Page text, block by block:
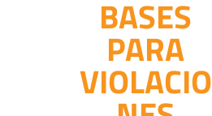
BASES
PARA
VIOLACIO